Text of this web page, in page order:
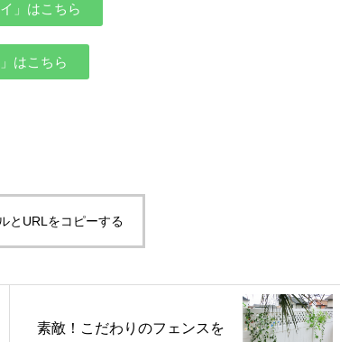
」はこちら
はこちら
とURLをコピーする
素敵！こだわりのフェンスを